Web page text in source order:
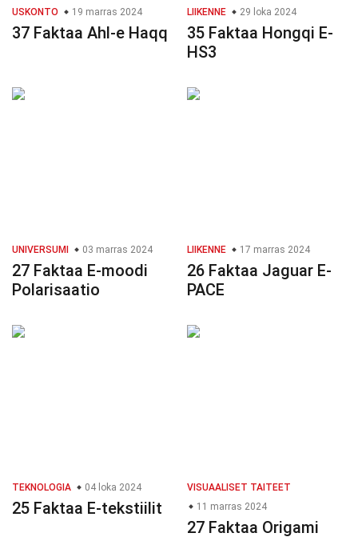
USKONTO 19 marras 2024
37 Faktaa Ahl-e Haqq
LIIKENNE 29 loka 2024
35 Faktaa Hongqi E-
HS3
UNIVERSUMI 03 marras 2024
27 Faktaa E-moodi
Polarisaatio
LIIKENNE 17 marras 2024
26 Faktaa Jaguar E-
PACE
TEKNOLOGIA 04 loka 2024
25 Faktaa E-tekstiilit
VISUAALISET TAITEET
11 marras 2024
27 Faktaa Origami